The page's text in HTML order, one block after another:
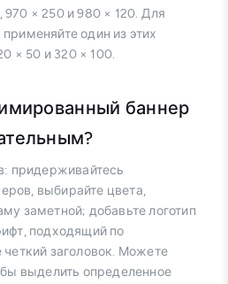
970 × 250 и 980 × 120. Для
один из этих
× 50 и 320 × 100.
баннер
придерживайтесь
выбирайте цвета,
заметной; добавьте логотип
подходящий по
заголовок. Можете
выделить определенное